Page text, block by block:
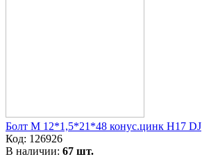
Болт М 12*1,5*21*48 конус.цинк H17 DJ
Код: 126926
В наличии: 67 шт.